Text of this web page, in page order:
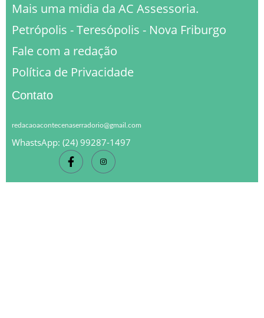
Mais uma midia da AC Assessoria.
Petrópolis - Teresópolis - Nova Friburgo
Fale com a redação
Política de Privacidade
Contato
redacaoacontecenaserradorio@gmail.com
WhastsApp: (24) 99287-1497